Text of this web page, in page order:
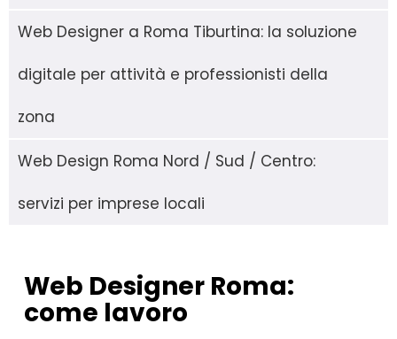
Web Designer a Roma Tiburtina: la soluzione
digitale per attività e professionisti della
zona
Web Design Roma Nord / Sud / Centro:
servizi per imprese locali
Web Designer Roma:
come lavoro